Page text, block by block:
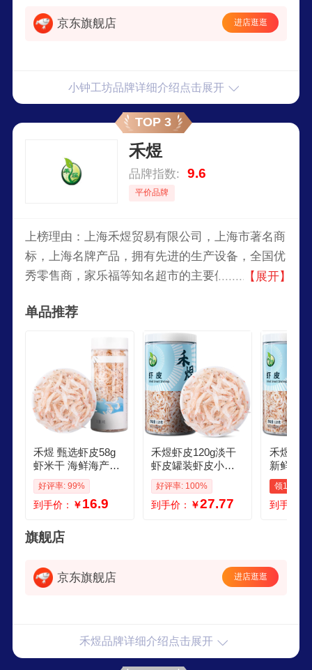
京东旗舰店 进店逛逛
小钟工坊品牌详细介绍点击展开
TOP 3
禾煜
品牌指数: 9.6
平价品牌
上榜理由：上海禾煜贸易有限公司，上海市著名商
标，上海名牌产品，拥有先进的生产设备，全国优
秀零售商，家乐福等知名超市的主要供应商之一。
品、粉丝、五谷杂粮、调料等多个系列产品。
【展开】
单品推荐
禾煜 甄选虾皮58g
虾米干 海鲜海产干
货 煲汤凉拌食材
好评率: 99%
到手价： ￥16.9
禾煜虾皮120g淡干
虾皮罐装虾皮小虾
米虾干海鲜干货咸
虾皮 虾皮120g1罐
好评率: 100%
到手价： ￥27.77
禾煜虾
新鲜淡
装晒海
虾皮
领1元券
到手价：
旗舰店
京东旗舰店 进店逛逛
禾煜品牌详细介绍点击展开